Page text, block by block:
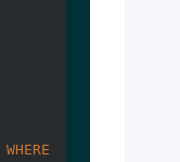
WHERE